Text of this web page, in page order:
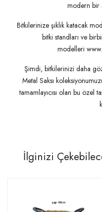
modern bir
Bitkilerinize şıklık katacak
bitki standları ve
modelleri
Şimdi, bitkilerinizi daha
Metal Saksı
tamamlayıcısı olan bu özel
İlginizi